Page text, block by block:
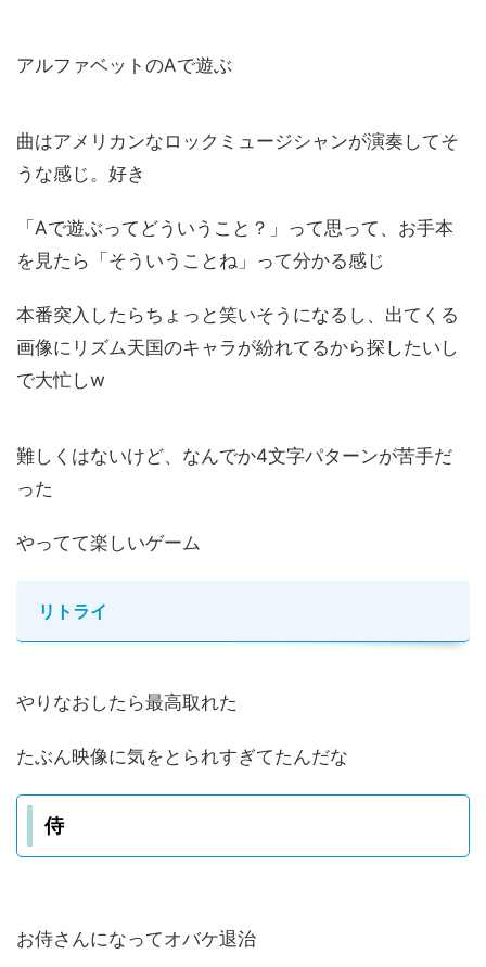
アルファベットのAで遊ぶ
曲はアメリカンなロックミュージシャンが演奏してそ
うな感じ。好き
「Aで遊ぶってどういうこと？」って思って、お手本
を見たら「そういうことね」って分かる感じ
本番突入したらちょっと笑いそうになるし、出てくる
画像にリズム天国のキャラが紛れてるから探したいし
で大忙しw
難しくはないけど、なんでか4文字パターンが苦手だ
った
やってて楽しいゲーム
リトライ
やりなおしたら最高取れた
たぶん映像に気をとられすぎてたんだな
侍
お侍さんになってオバケ退治